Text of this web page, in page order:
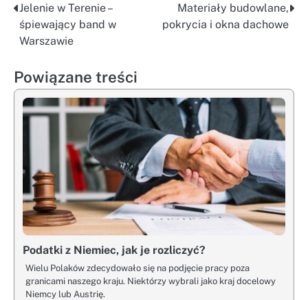
Nawigacja
wpisu
Jelenie w Terenie –
śpiewający band w
Warszawie
Materiały budowlane,
pokrycia i okna dachowe
Powiązane treści
Podatki z Niemiec, jak je rozliczyć?
Wielu Polaków zdecydowało się na podjęcie pracy poza
granicami naszego kraju. Niektórzy wybrali jako kraj docelowy
Niemcy lub Austrię.